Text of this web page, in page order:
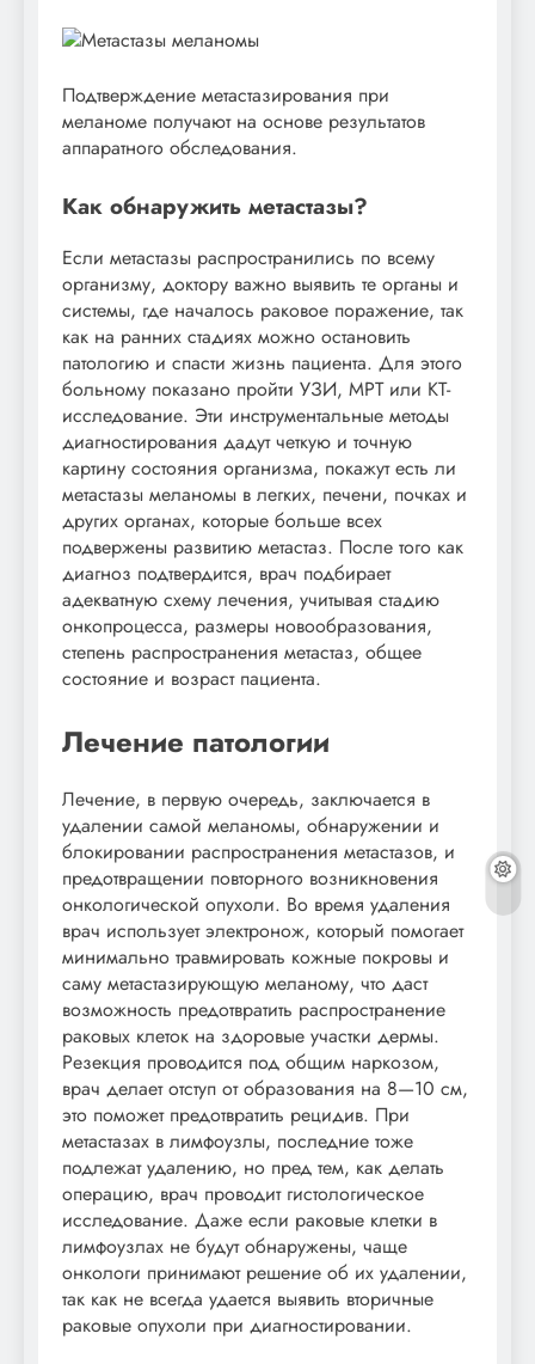
Подтверждение метастазирования при
меланоме получают на основе результатов
аппаратного обследования.
Как обнаружить метастазы?
Если метастазы распространились по всему
организму, доктору важно выявить те органы и
системы, где началось раковое поражение, так
как на ранних стадиях можно остановить
патологию и спасти жизнь пациента. Для этого
больному показано пройти УЗИ, МРТ или КТ-
исследование. Эти инструментальные методы
диагностирования дадут четкую и точную
картину состояния организма, покажут есть ли
метастазы меланомы в легких, печени, почках и
других органах, которые больше всех
подвержены развитию метастаз. После того как
диагноз подтвердится, врач подбирает
адекватную схему лечения, учитывая стадию
онкопроцесса, размеры новообразования,
степень распространения метастаз, общее
состояние и возраст пациента.
Лечение патологии
Лечение, в первую очередь, заключается в
удалении самой меланомы, обнаружении и
блокировании распространения метастазов, и
предотвращении повторного возникновения
онкологической опухоли. Во время удаления
врач использует электронож, который помогает
минимально травмировать кожные покровы и
саму метастазирующую меланому, что даст
возможность предотвратить распространение
раковых клеток на здоровые участки дермы.
Резекция проводится под общим наркозом,
врач делает отступ от образования на 8—10 см,
это поможет предотвратить рецидив. При
метастазах в лимфоузлы, последние тоже
подлежат удалению, но пред тем, как делать
операцию, врач проводит гистологическое
исследование. Даже если раковые клетки в
лимфоузлах не будут обнаружены, чаще
онкологи принимают решение об их удалении,
так как не всегда удается выявить вторичные
раковые опухоли при диагностировании.